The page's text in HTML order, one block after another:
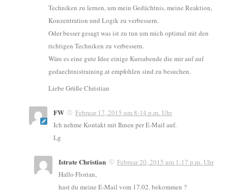
Techniken zu lernen, um mein Gedächtnis, meine Reaktion,
Konzentration und Logik zu verbessern.
Oder besser gesagt was ist zu tun um mich optimal mit den
richtigen Techniken zu verbessern.
Wäre es eine gute Idee einige Kursabende die mir auf auf
gedaechtnistraining.at empfohlen sind zu besuchen.
Liebe Grüße Christian
FW
Februar 17, 2015 um 8:14 p.m. Uhr
Ich nehme Kontakt mit Ihnen per E-Mail auf.
Lg
Istrate Christian
Februar 20, 2015 um 1:17 p.m. Uhr
Hallo Florian,
hast du meine E-Mail vom 17.02. bekommen ?